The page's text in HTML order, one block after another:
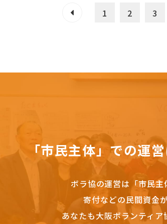
1 2 3
「市民主体」での運
ボラ協の運営は「市民主
寄付などの民間資金
あなたも大阪ボランティ